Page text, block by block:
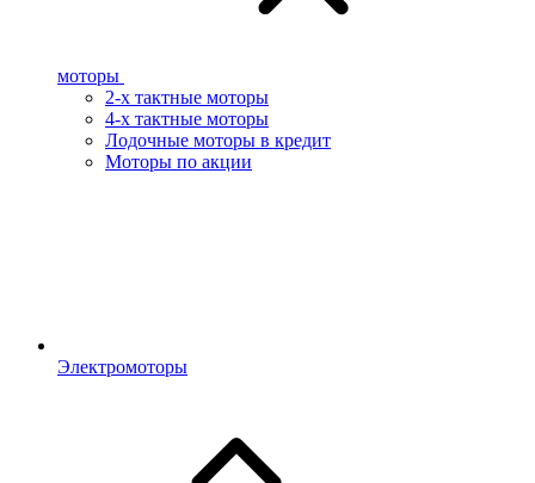
моторы
2-х тактные моторы
4-х тактные моторы
Лодочные моторы в кредит
Моторы по акции
Электромоторы